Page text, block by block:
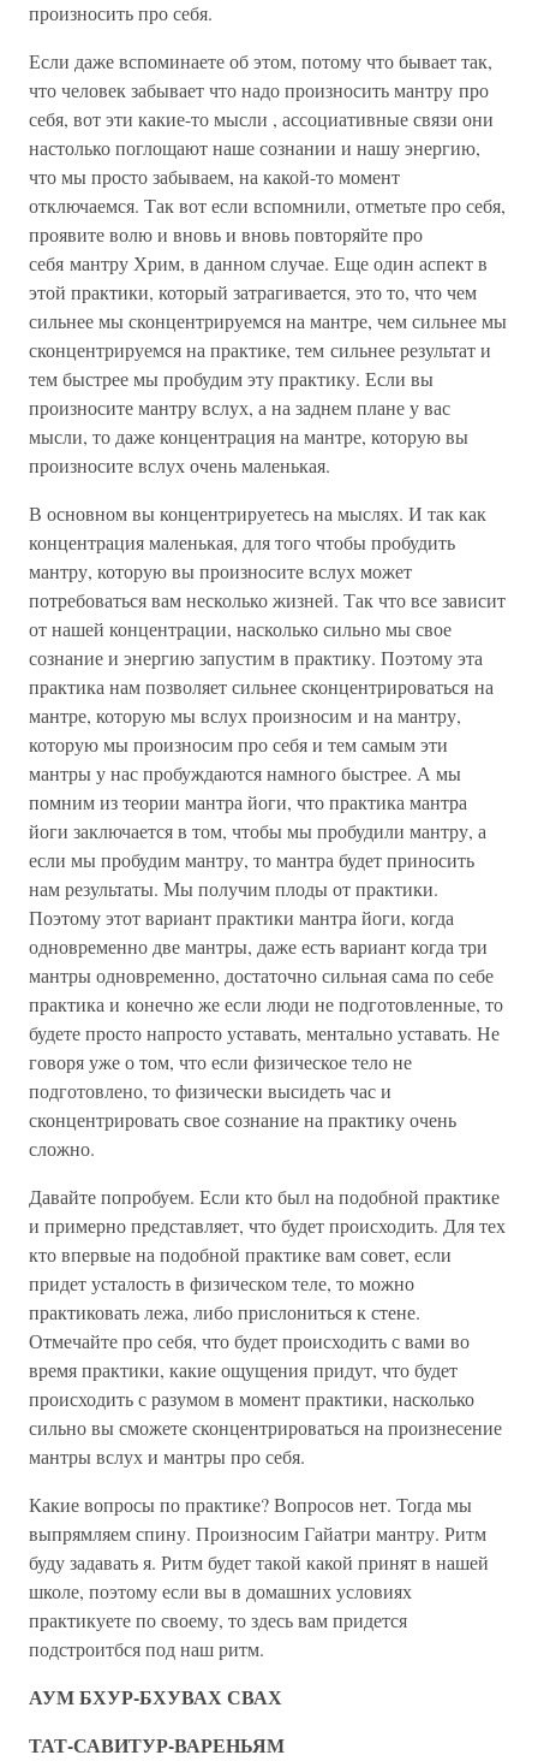
произносить про себя.
Если даже вспоминаете об этом, потому что бывает так,
что человек забывает что надо произносить мантру про
себя, вот эти какие-то мысли , ассоциативные связи они
настолько поглощают наше сознании и нашу энергию,
что мы просто забываем, на какой-то момент
отключаемся. Так вот если вспомнили, отметьте про себя,
проявите волю и вновь и вновь повторяйте про
себя мантру Хрим, в данном случае. Еще один аспект в
этой практики, который затрагивается, это то, что чем
сильнее мы сконцентрируемся на мантре, чем сильнее мы
сконцентрируемся на практике, тем сильнее результат и
тем быстрее мы пробудим эту практику. Если вы
произносите мантру вслух, а на заднем плане у вас
мысли, то даже концентрация на мантре, которую вы
произносите вслух очень маленькая.
В основном вы концентрируетесь на мыслях. И так как
концентрация маленькая, для того чтобы пробудить
мантру, которую вы произносите вслух может
потребоваться вам несколько жизней. Так что все зависит
от нашей концентрации, насколько сильно мы свое
сознание и энергию запустим в практику. Поэтому эта
практика нам позволяет сильнее сконцентрироваться на
мантре, которую мы вслух произносим и на мантру,
которую мы произносим про себя и тем самым эти
мантры у нас пробуждаются намного быстрее. А мы
помним из теории мантра йоги, что практика мантра
йоги заключается в том, чтобы мы пробудили мантру, а
если мы пробудим мантру, то мантра будет приносить
нам результаты. Мы получим плоды от практики.
Поэтому этот вариант практики мантра йоги, когда
одновременно две мантры, даже есть вариант когда три
мантры одновременно, достаточно сильная сама по себе
практика и конечно же если люди не подготовленные, то
будете просто напросто уставать, ментально уставать. Не
говоря уже о том, что если физическое тело не
подготовлено, то физически высидеть час и
сконцентрировать свое сознание на практику очень
сложно.
Давайте попробуем. Если кто был на подобной практике
и примерно представляет, что будет происходить. Для тех
кто впервые на подобной практике вам совет, если
придет усталость в физическом теле, то можно
практиковать лежа, либо прислониться к стене.
Отмечайте про себя, что будет происходить с вами во
время практики, какие ощущения придут, что будет
происходить с разумом в момент практики, насколько
сильно вы сможете сконцентрироваться на произнесение
мантры вслух и мантры про себя.
Какие вопросы по практике? Вопросов нет. Тогда мы
выпрямляем спину. Произносим Гайатри мантру. Ритм
буду задавать я. Ритм будет такой какой принят в нашей
школе, поэтому если вы в домашних условиях
практикуете по своему, то здесь вам придется
подстроитбся под наш ритм.
АУМ БХУР-БХУВАХ СВАХ
ТАТ-САВИТУР-ВАРЕНЬЯМ